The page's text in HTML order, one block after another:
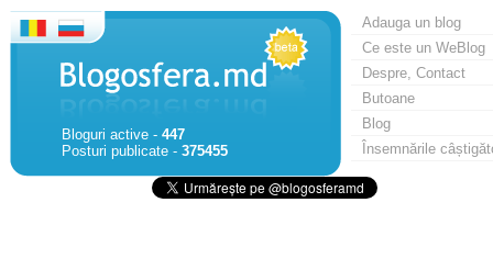
Bloguri active - 447
Posturi publicate - 375455
Adauga un blog
Ce este un WeBlog
Despre, Contact
Butoane
Blog
Însemnările